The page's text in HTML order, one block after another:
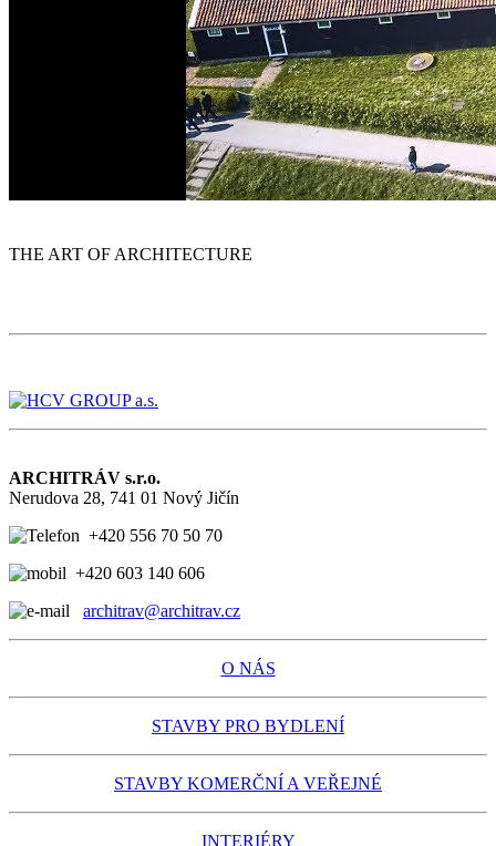
THE ART OF ARCHITECTURE
ARCHITRÁV s.r.o.
Nerudova 28, 741 01 Nový Jičín
+420 556 70 50 70
+420 603 140 606
architrav@architrav.cz
O NÁS
STAVBY PRO BYDLENÍ
STAVBY KOMERČNÍ A VEŘEJNÉ
INTERIÉRY